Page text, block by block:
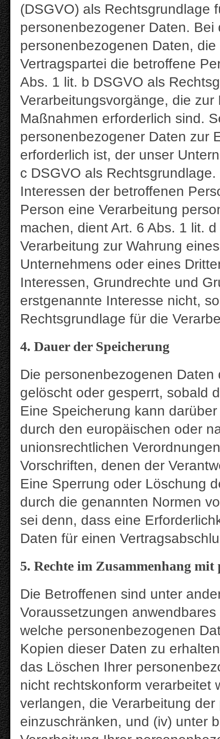
(DSGVO) als Rechtsgrundlage
personenbezogener Daten. Bei
personenbezogenen Daten,
Vertragspartei die betroffene
Abs. 1 lit. b DSGVO als
Verarbeitungsvorgänge, die
Maßnahmen erforderlich sind.
personenbezogener Daten zur
erforderlich ist, der unser
c DSGVO als
Interessen der betroffenen
Person eine Verarbeitung
machen, dient Art. 6 Abs. 1 lit.
Verarbeitung zur Wahrung
Unternehmens oder eines
Interessen, Grundrechte und
erstgenannte Interesse nicht,
Rechtsgrundlage für die
4. Dauer der Speicherung
Die personenbezogenen
gelöscht oder gesperrt, sobald
Eine Speicherung kann
durch den europäischen oder
unionsrechtlichen
Vorschriften, denen der
Eine Sperrung oder Löschung
durch die genannten Normen
sei denn, dass eine
Daten für einen
5. Rechte im Zusammenhang mit
Die Betroffenen sind unter
Voraussetzungen
welche personenbezogenen
Kopien dieser Daten zu
das Löschen Ihrer
nicht rechtskonform verarbeitet
verlangen, die Verarbeitung
einzuschränken, und (iv) unter